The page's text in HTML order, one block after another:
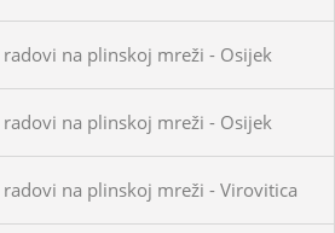
na plinskoj mreži - Osijek
na plinskoj mreži - Osijek
na plinskoj mreži - Virovitica